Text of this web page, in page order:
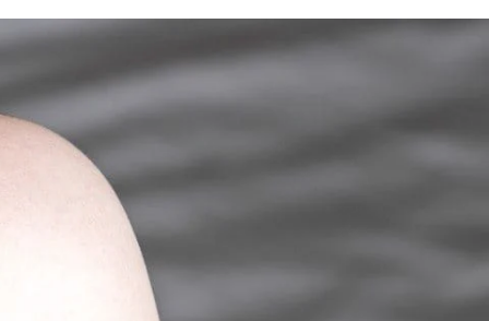
wählen